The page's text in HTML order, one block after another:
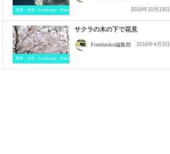
風景・自然（Landscape・Natural） 2016年10月19日
風景・自然（Landscape・Natural）
サクラの木の下で花見
Frestocks編集部 2016年4月3日